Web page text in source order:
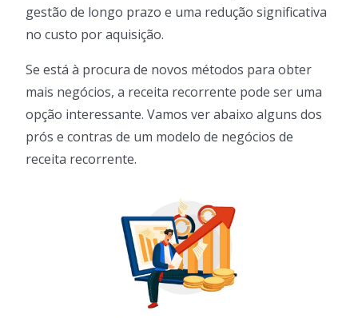
gestão de longo prazo e uma redução significativa
no custo por aquisição.
Se está à procura de novos métodos para obter
mais negócios, a receita recorrente pode ser uma
opção interessante. Vamos ver abaixo alguns dos
prós e contras de um modelo de negócios de
receita recorrente.